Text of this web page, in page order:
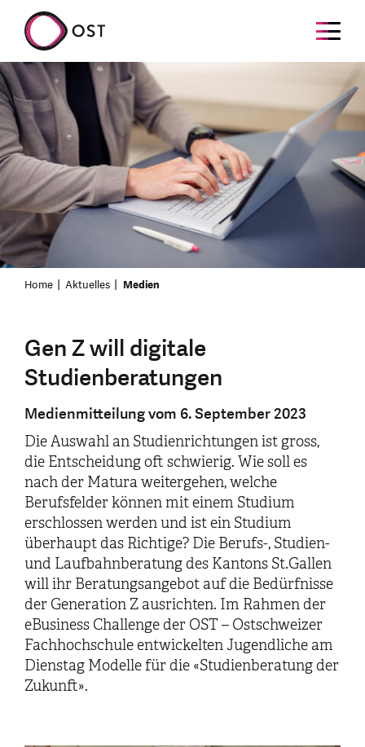
Home Aktuelles Medien
Gen Z will digitale
Studienberatungen
Medienmitteilung vom 6. September 2023
Die Auswahl an Studienrichtungen ist gross,
die Entscheidung oft schwierig. Wie soll es
nach der Matura weitergehen, welche
Berufsfelder können mit einem Studium
erschlossen werden und ist ein Studium
überhaupt das Richtige? Die Berufs-, Studien-
und Laufbahnberatung des Kantons St.Gallen
will ihr Beratungsangebot auf die Bedürfnisse
der Generation Z ausrichten. Im Rahmen der
eBusiness Challenge der OST – Ostschweizer
Fachhochschule entwickelten Jugendliche am
Dienstag Modelle für die «Studienberatung der
Zukunft».